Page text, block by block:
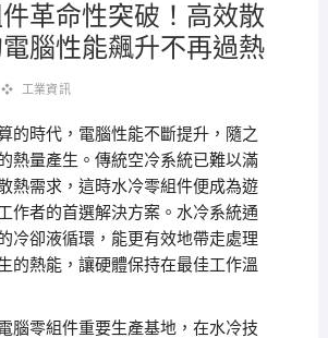
革命性突破！高效散
腦性能飆升不再過熱
工業資訊
的時代，電腦性能不斷提升，隨之
熱量產生。傳統空冷系統已難以滿
熱需求，這時水冷零組件便成為遊
作者的首選解決方案。水冷系統通
冷卻液循環，能更有效地帶走處理
的熱能，讓硬體保持在最佳工作溫
腦零組件重要生產基地，在水冷技